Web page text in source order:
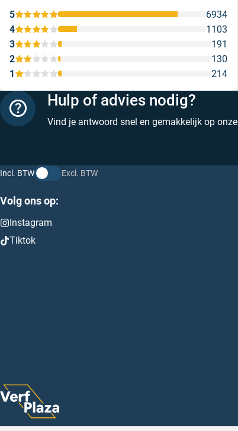
1 214
2 130
3 191
4 1103
5 6934
Hulp of advies nodig?
Vind je antwoord snel en gemakkelijk op onze
Incl. BTW Excl. BTW
Volg ons op:
Instagram
Tiktok